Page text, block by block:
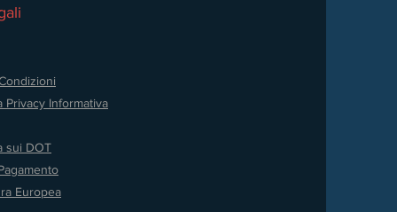
Privacy Informativa
sui DOT
Europea